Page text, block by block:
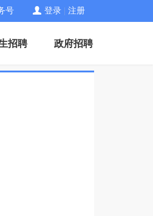
号 登录 注册
招聘 政府招聘